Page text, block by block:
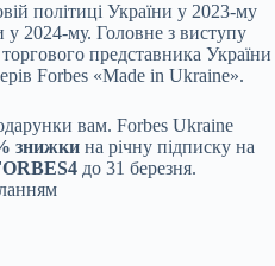
політиці України у 2023-му
у 2024-му. Головне з виступу
представника України
Forbes «Made in Ukraine».
вам. Forbes Ukraine
знижки на річну підписку на
до 31 березня.